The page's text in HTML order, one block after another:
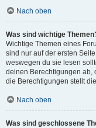
Nach oben
Was sind wichtige
Wichtige Themen eines
sind nur auf der ersten
weswegen du sie lesen
deinen Berechtigungen ab,
die Berechtigungen stellt
Nach oben
Was sind geschlossene